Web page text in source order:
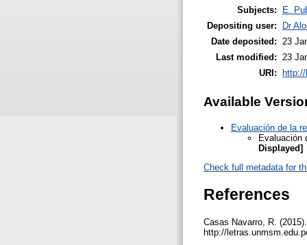
Subjects:
E.
Depositing user:
Dr
Date deposited:
23
Last modified:
23
URI: http://
Available
Evaluación de la
Evaluación
Displayed]
Check full metadata for
References
Casas Navarro, R.
http://